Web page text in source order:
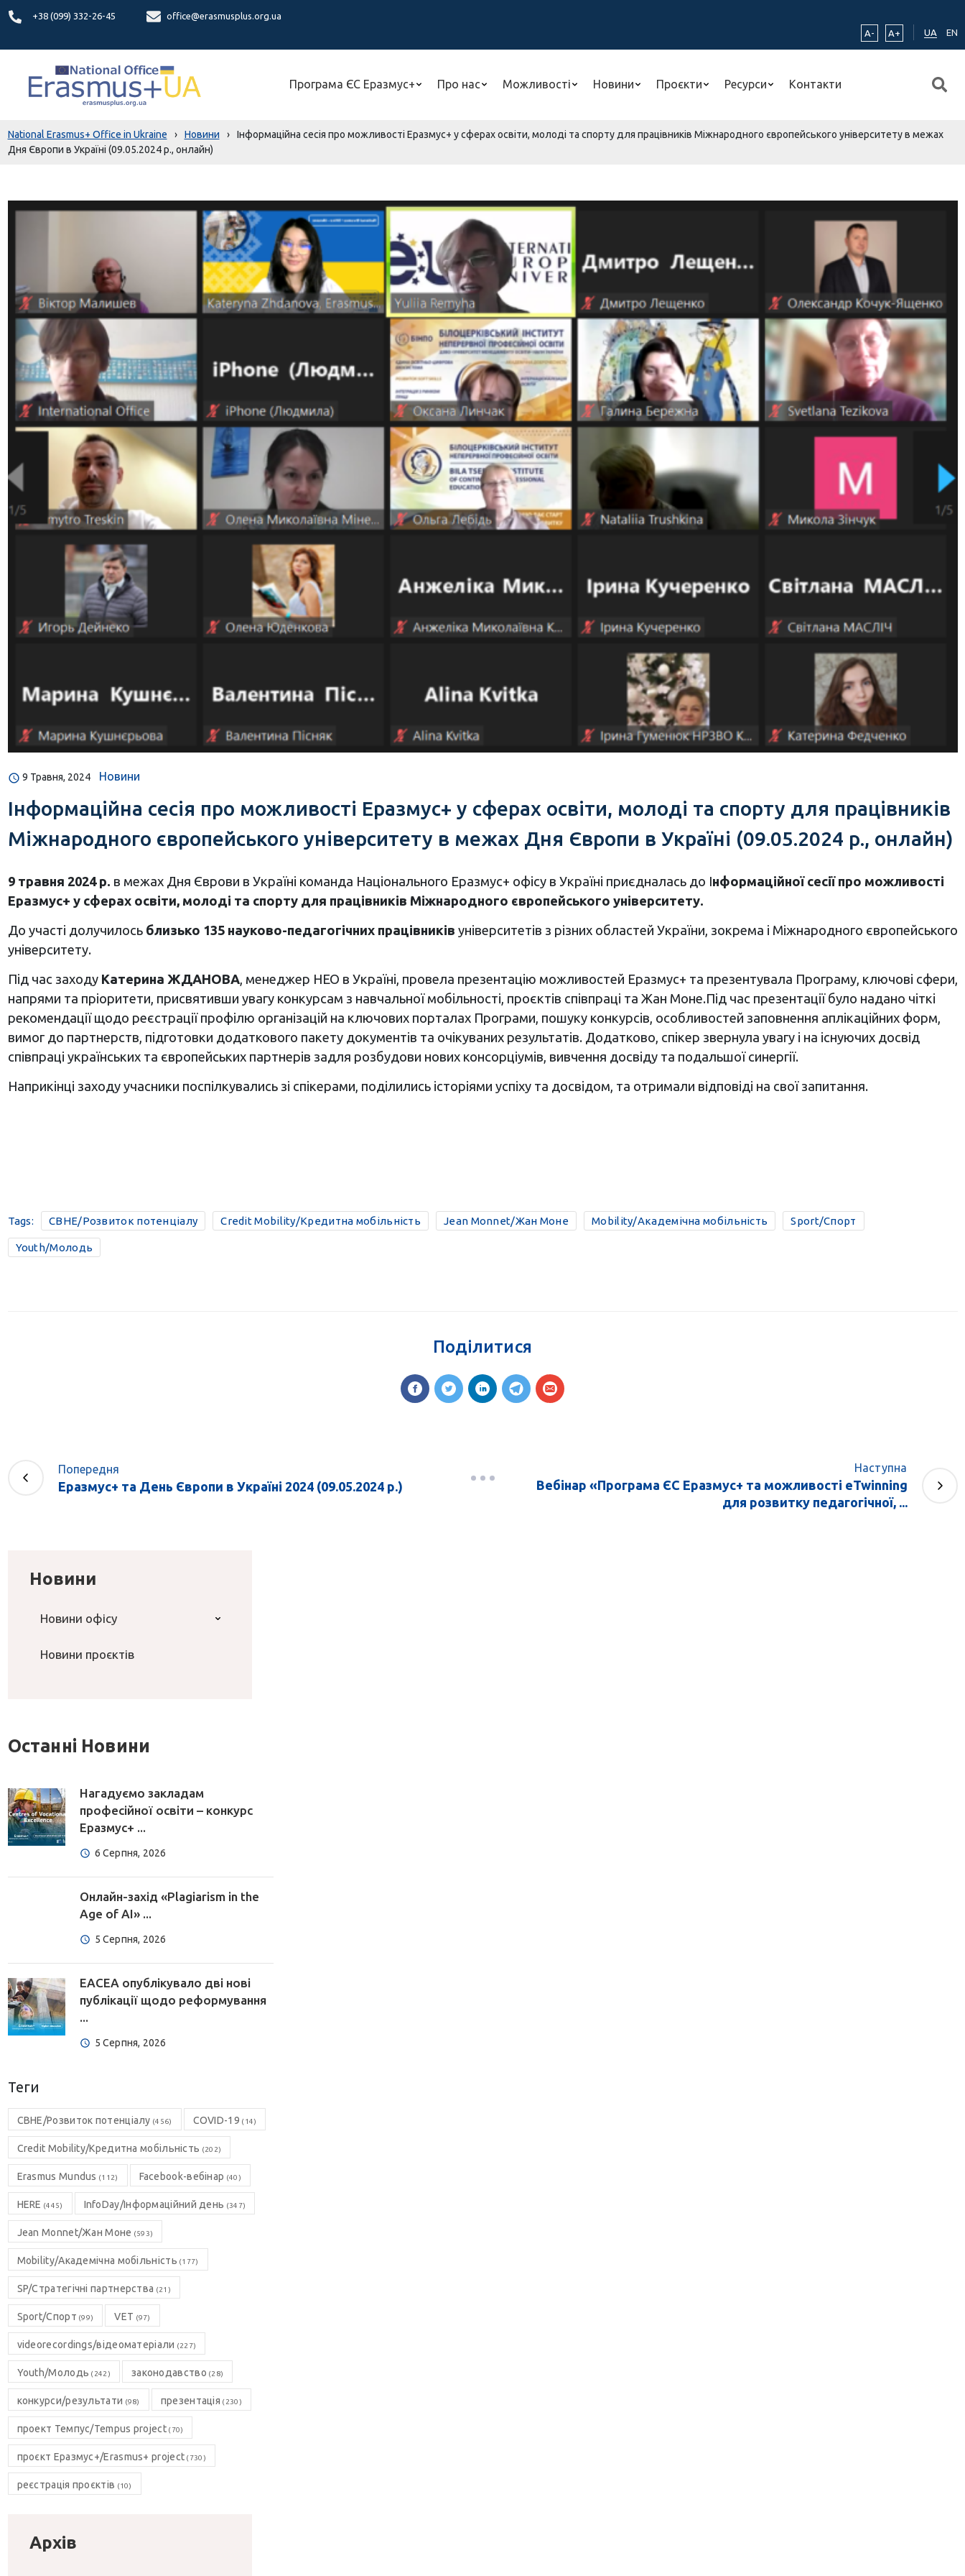
+38 (099) 332-26-45
office@erasmusplus.org.ua
A-
A+ UA EN
Програма ЄС Еразмус+ Про нас Можливості Новини Проєкти Ресурси Контакти
National Erasmus+ Office in Ukraine › Новини ›
Інформаційна сесія про можливості Еразмус+ у сферах освіти, молоді та спорту для працівників Міжнародного європейського університету в межах
Дня Європи в Україні (09.05.2024 р., онлайн)
9 Травня, 2024 Новини
Інформаційна сесія про можливості Еразмус+ у сферах освіти, молоді та спорту для працівників
Міжнародного європейського університету в межах Дня Європи в Україні (09.05.2024 р., онлайн)
9 травня 2024 р. в межах Дня Єврови в Україні команда Національного Еразмус+ офісу в Україні приєдналась до Інформаційної сесії про можливості
Еразмус+ у сферах освіти, молоді та спорту для працівників Міжнародного європейського університету.
До участі долучилось близько 135 науково-педагогічних працівників університетів з різних областей України, зокрема і Міжнародного європейського
університету.
Під час заходу Катерина ЖДАНОВА, менеджер НЕО в Україні, провела презентацію можливостей Еразмус+ та презентувала Програму, ключові сфери,
напрями та пріоритети, присвятивши увагу конкурсам з навчальної мобільності, проєктів співпраці та Жан Моне.Під час презентації було надано чіткі
рекомендації щодо реєстрації профілю організацій на ключових порталах Програми, пошуку конкурсів, особливостей заповнення аплікаційних форм,
вимог до партнерств, підготовки додаткового пакету документів та очікуваних результатів. Додатково, спікер звернула увагу і на існуючих досвід
співпраці українських та європейських партнерів задля розбудови нових консорціумів, вивчення досвіду та подальшої синергії.
Наприкінці заходу учасники поспілкувались зі спікерами, поділились історіями успіху та досвідом, та отримали відповіді на свої запитання.
Tags: CBHE/Розвиток потенціалу Credit Mobility/Кредитна мобільність Jean Monnet/Жан Моне Mobility/Академічна мобільність Sport/Спорт
Youth/Молодь
Поділитися
Попередня
Еразмус+ та День Європи в Україні 2024 (09.05.2024 р.)
Наступна
Вебінар «Програма ЄС Еразмус+ та можливості eTwinning
для розвитку педагогічної, ...
Новини
Новини офісу
Новини проєктів
Останні Новини
Нагадуємо закладам
професійної освіти – конкурс
Еразмус+ ...
6 Серпня, 2026
Онлайн-захід «Plagiarism in the
Age of AI» ...
5 Серпня, 2026
EACEA опублікувало дві нові
публікації щодо реформування
...
5 Серпня, 2026
Теги
CBHE/Розвиток потенціалу (456) COVID-19 (14)
Credit Mobility/Кредитна мобільність (202)
Erasmus Mundus (112) Facebook-вебінар (40)
HERE (445) InfoDay/Інформаційний день (347)
Jean Monnet/Жан Моне (593)
Mobility/Академічна мобільність (177)
SP/Стратегічні партнерства (21)
Sport/Спорт (99) VET (97)
videorecordings/відеоматеріали (227)
Youth/Молодь (242) законодавство (28)
конкурси/результати (98) презентація (230)
проект Темпус/Tempus project(70)
проєкт Еразмус+/Erasmus+ project (730)
реєстрація проєктів (10)
Архів